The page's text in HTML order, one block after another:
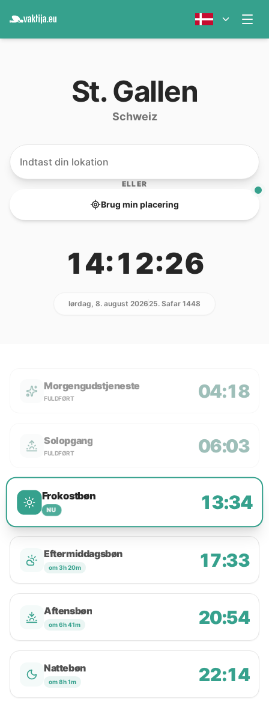
St. Gallen
Schweiz
ELLER
Brug min placering
14:12:26
lørdag, 8. august 202625. Safar 1448
Morgengudstjeneste
FULDFØRT 04:18
Solopgang
FULDFØRT 06:03
Frokostbøn
NU 13:34
Eftermiddagsbøn
om 3h 20m 17:33
Aftensbøn
om 6h 41m 20:54
Nattebøn
om 8h 1m 22:14